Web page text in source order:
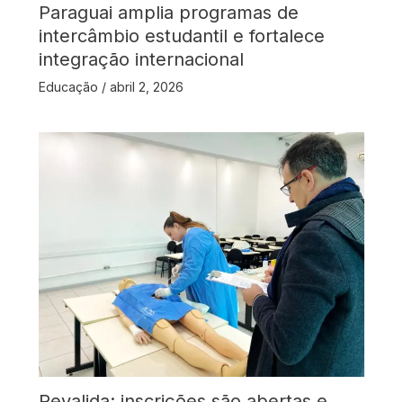
Paraguai amplia programas de
intercâmbio estudantil e fortalece
integração internacional
Educação / abril 2, 2026